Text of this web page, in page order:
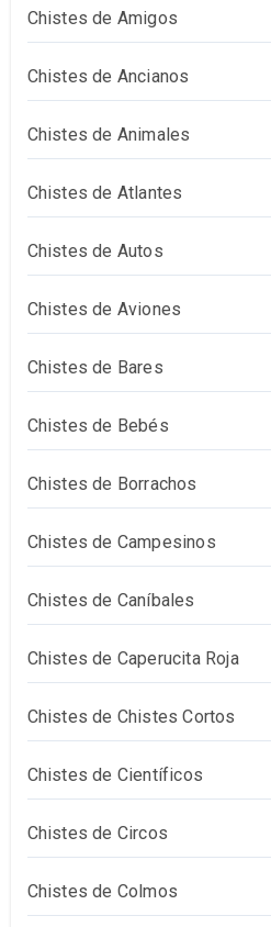
Chistes de Amigos
Chistes de Ancianos
Chistes de Animales
Chistes de Atlantes
Chistes de Autos
Chistes de Aviones
Chistes de Bares
Chistes de Bebés
Chistes de Borrachos
Chistes de Campesinos
Chistes de Caníbales
Chistes de Caperucita Roja
Chistes de Chistes Cortos
Chistes de Científicos
Chistes de Circos
Chistes de Colmos